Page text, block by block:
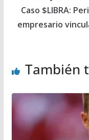
Caso $LIBRA:
empresario
También